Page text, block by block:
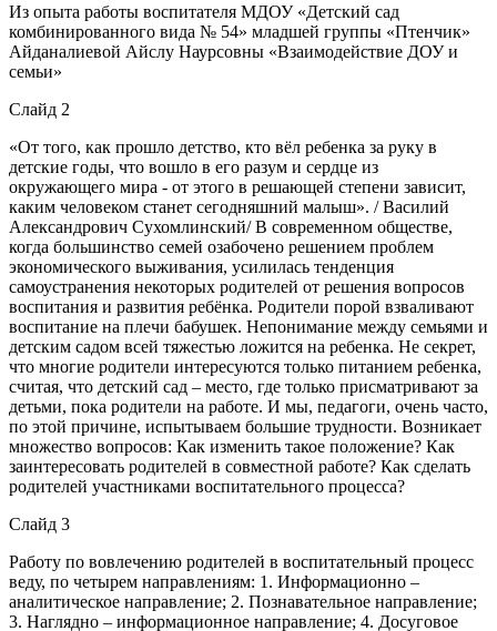
Из опыта работы воспитателя МДОУ «Детский сад
комбинированного вида № 54» младшей группы «Птенчик»
Айданалиевой Айслу Наурсовны «Взаимодействие ДОУ и
семьи»
Слайд 2
«От того, как прошло детство, кто вёл ребенка за руку в
детские годы, что вошло в его разум и сердце из
окружающего мира - от этого в решающей степени зависит,
каким человеком станет сегодняшний малыш». / Василий
Александрович Сухомлинский/ В современном обществе,
когда большинство семей озабочено решением проблем
экономического выживания, усилилась тенденция
самоустранения некоторых родителей от решения вопросов
воспитания и развития ребёнка. Родители порой взваливают
воспитание на плечи бабушек. Непонимание между семьями и
детским садом всей тяжестью ложится на ребенка. Не секрет,
что многие родители интересуются только питанием ребенка,
считая, что детский сад – место, где только присматривают за
детьми, пока родители на работе. И мы, педагоги, очень часто,
по этой причине, испытываем большие трудности. Возникает
множество вопросов: Как изменить такое положение? Как
заинтересовать родителей в совместной работе? Как сделать
родителей участниками воспитательного процесса?
Слайд 3
Работу по вовлечению родителей в воспитательный процесс
веду, по четырем направлениям: 1. Информационно –
аналитическое направление; 2. Познавательное направление;
3. Наглядно – информационное направление; 4. Досуговое